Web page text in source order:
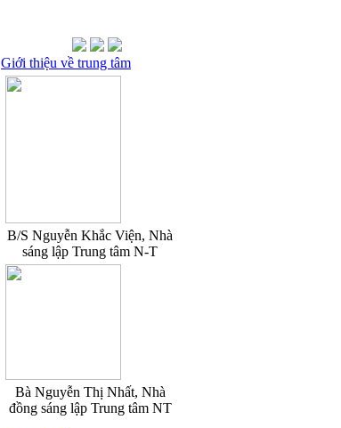
Giới thiệu về trung tâm
B/S Nguyễn Khắc Viện, Nhà
sáng lập Trung tâm N-T
Bà Nguyễn Thị Nhất, Nhà
đồng sáng lập Trung tâm NT